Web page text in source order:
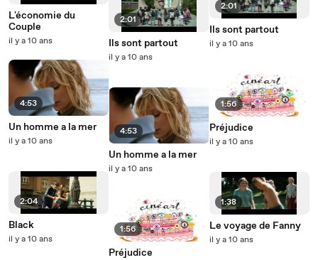
L'économie du
Couple
il y a 10 ans
4:53
Un homme a la mer
il y a 10 ans
2:04
Black
il y a 10 ans
2:01
Ils sont partout
il y a 10 ans
4:53
Un homme a la mer
il y a 10 ans
1:56
Préjudice
2:01
Ils sont partout
il y a 10 ans
1:56
Préjudice
il y a 10 ans
1:38
Le voyage de Fanny
il y a 10 ans